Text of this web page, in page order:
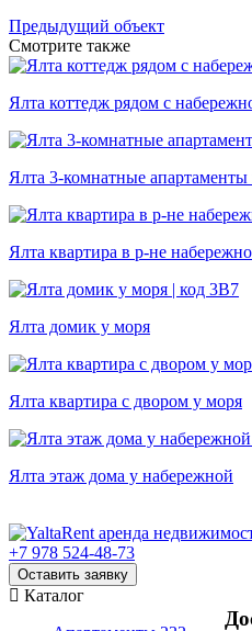
Предыдущий объект
Смотрите также
Ялта коттедж рядом с
Ялта 3-комнатные
Ялта квартира в р-не
Ялта домик у моря
Ялта квартира с двором у моря
Ялта этаж дома у набережной
+7 978 524-48-73
Оставить заявку
Каталог